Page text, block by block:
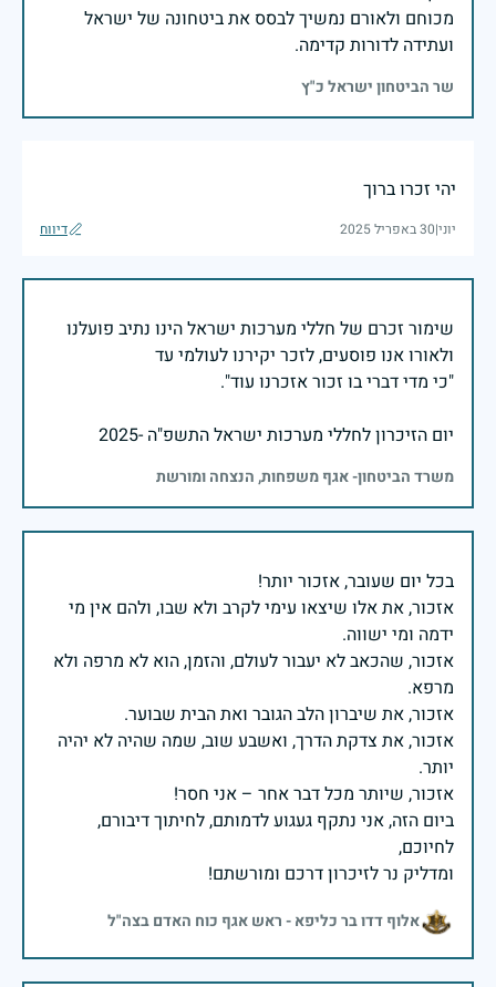
מכוחם ולאורם נמשיך לבסס את ביטחונה של ישראל
ועתידה לדורות קדימה.
שר הביטחון ישראל כ"ץ
יהי זכרו ברוך
יוני|30 באפריל 2025 דיווח
שימור זכרם של חללי מערכות ישראל הינו נתיב פועלנו
יום הזיכרון לחללי מערכות ישראל התשפ"ה -2025
משרד הביטחון- אגף משפחות, הנצחה ומורשת
אזכור, את אלו שיצאו עימי לקרב ולא שבו, ולהם אין מי
אזכור, שהכאב לא יעבור לעולם, והזמן, הוא לא מרפה ולא
אזכור, את צדקת הדרך, ואשבע שוב, שמה שהיה לא יהיה
ביום הזה, אני נתקף געגוע לדמותם, לחיתוך דיבורם,
ומדליק נר לזיכרון דרכם ומורשתם!
אלוף דדו בר כליפא - ראש אגף כוח האדם בצה"ל